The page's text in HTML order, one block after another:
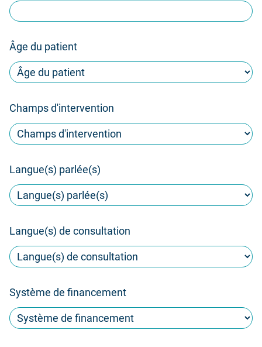
Âge du patient
Champs d'intervention
Langue(s) parlée(s)
Langue(s) de consultation
Système de financement